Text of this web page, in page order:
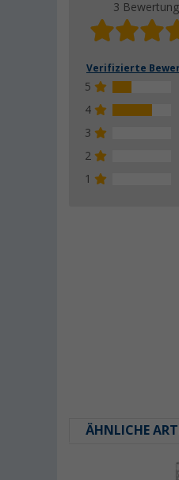
3
Verifizierte
5
4
3
2
1
ÄHNLICHE